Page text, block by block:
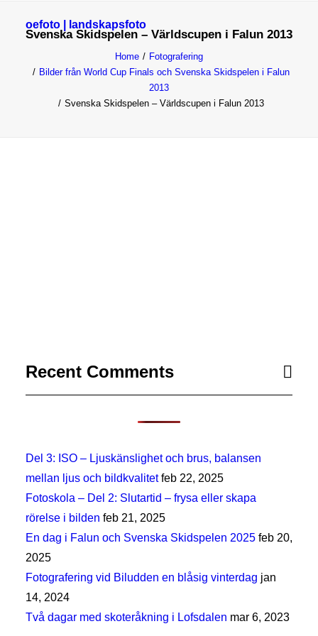
oefoto | landskapsfoto
HEM
Svenska Skidspelen – Världscupen i Falun 2013
Home
Fotografering
Bilder från World Cup Finals och Svenska Skidspelen i Falun
2013
Svenska Skidspelen – Världscupen i Falun 2013
Recent Comments
Del 3: ISO – Ljuskänslighet och brus, balansen
mellan ljus och bildkvalitet feb 22, 2025
Fotoskola – Del 2: Slutartid – frysa eller skapa
rörelse i bilden feb 21, 2025
En dag i Falun och Svenska Skidspelen 2025 feb 20,
2025
Fotografering vid Biludden en blåsig vinterdag jan
14, 2024
Två dagar med skoteråkning i Lofsdalen mar 6, 2023